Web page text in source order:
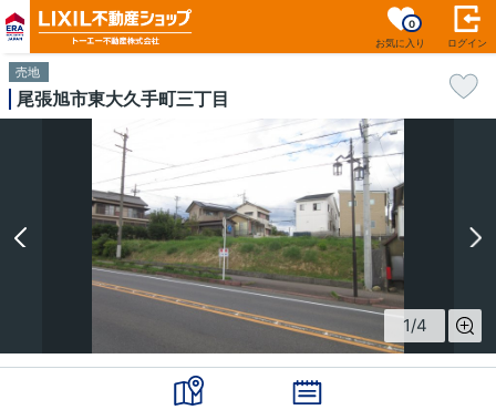
お気に入り
0
ログイン
売地
尾張旭市東大久手町三丁目
1/4